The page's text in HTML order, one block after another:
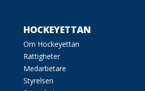
HOCKEYETTAN
Om Hockeyettan
Rättigheter
Medarbetare
Styrelsen